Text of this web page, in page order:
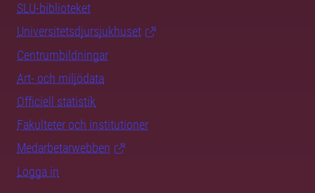
SLU-biblioteket
Universitetsdjursjukhuset
Centrumbildningar
Art- och miljödata
Officiell statistik
Fakulteter och institutioner
Medarbetarwebben
Logga in